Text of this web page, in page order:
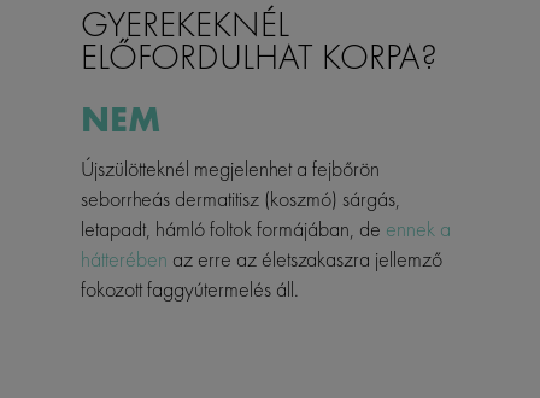
GYEREKEKNÉL
ELŐFORDULHAT KORPA?
NEM
Újszülötteknél megjelenhet a fejbőrön
seborrheás dermatitisz (koszmó) sárgás,
letapadt, hámló foltok formájában, de ennek a
hátterében az erre az életszakaszra jellemző
fokozott faggyútermelés áll.